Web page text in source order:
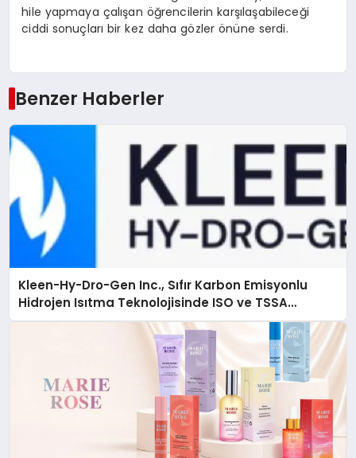
hile yapmaya çalışan öğrencilerin karşılaşabileceği
ciddi sonuçları bir kez daha gözler önüne serdi.
Benzer Haberler
Kleen-Hy-Dro-Gen Inc., Sıfır Karbon Emisyonlu
Hidrojen Isıtma Teknolojisinde ISO ve TSSA
Düzenleyici Onaylarını Aldı